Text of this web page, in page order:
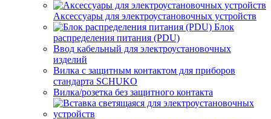
Аксессуары для электроустановочных устройств
Блок
распределения питания (PDU)
Ввод кабельный для электроустановочных
изделий
Вилка с защитным контактом для приборов
стандарта SCHUKO
Вилка/розетка без защитного контакта